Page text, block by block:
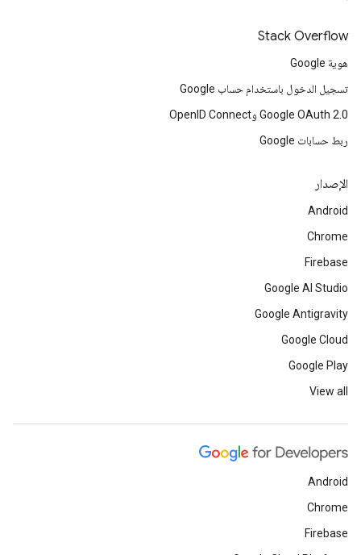
Stack Overflow
هوية Google
تسجيل الدخول باستخدام حساب Google
Google OAuth 2.0 وOpenID Connect
ربط حسابات Google
الإصدار
Android
Chrome
Firebase
Google AI Studio
Google Antigravity
Google Cloud
Google Play
View all
Android
Chrome
Firebase